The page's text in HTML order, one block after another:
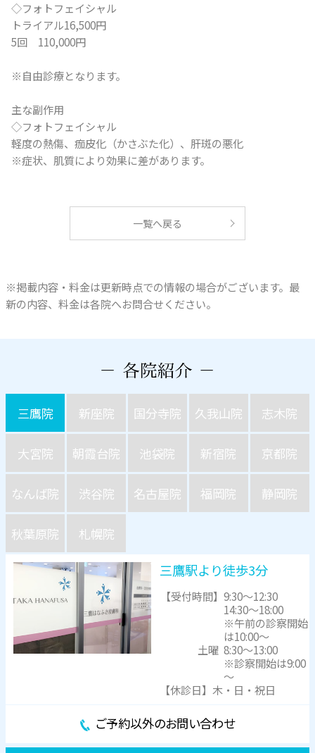
◇フォトフェイシャル
トライアル16,500円
5回 110,000円
※自由診療となります。
主な副作用
◇フォトフェイシャル
軽度の熱傷、痂皮化（かさぶた化）、肝斑の悪化
※症状、肌質により効果に差があります。
一覧へ戻る
※掲載内容・料金は更新時点での情報の場合がございます。最
新の内容、料金は各院へお問合せください。
三鷹院 新座院 国分寺院 久我山院 志木院
大宮院 朝霞台院 池袋院 新宿院 京都院
なんば院 渋谷院 名古屋院 福岡院 静岡院
秋葉原院 札幌院
三鷹駅より徒歩3分
【受付時間】9:30～12:30
14:30～18:00
※午前の診察開始
は10:00～
土曜 8:30～13:00
※診察開始は9:00
～
【休診日】木・日・祝日
ご予約以外のお問い合わせ